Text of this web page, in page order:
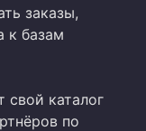
заказы,
к базам
свой каталог
по